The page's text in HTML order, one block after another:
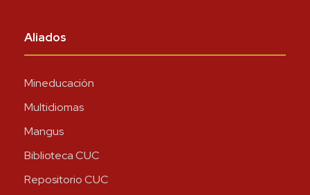
Aliados
Mineducación
Multidiomas
Mangus
Biblioteca CUC
Repositorio CUC